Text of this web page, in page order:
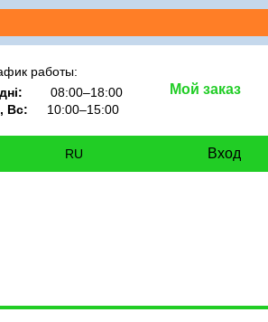
работы:
08:00–18:00
Вс:
10:00–15:00
Мой заказ
RU Вход